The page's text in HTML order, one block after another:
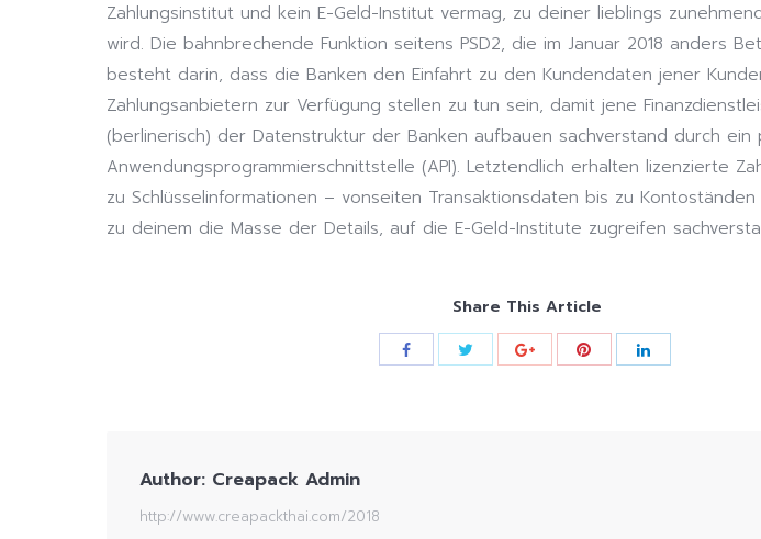
Zahlungsinstitut und kein E-Geld-Institut vermag, zu deiner lieblings
wird. Die bahnbrechende Funktion seitens PSD2, die im Januar 2018 anders
besteht darin, dass die Banken den Einfahrt zu den Kundendaten jener
Zahlungsanbietern zur Verfügung stellen zu tun sein, damit jene
(berlinerisch) der Datenstruktur der Banken aufbauen sachverstand durch ein
Anwendungsprogrammierschnittstelle (API). Letztendlich erhalten lizenzierte
zu Schlüsselinformationen – vonseiten Transaktionsdaten bis zu
zu deinem die Masse der Details, auf die E-Geld-Institute zugreifen
Share This Article
Author: Creapack Admin
http://www.creapackthai.com/2018